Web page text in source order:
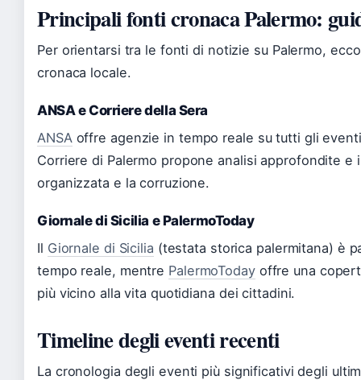
Principali fonti cronaca Palermo:
Per orientarsi tra le fonti di notizie su Palermo,
cronaca locale.
ANSA e Corriere della Sera
ANSA offre agenzie in tempo reale su tutti gli
Corriere di Palermo propone analisi approfondite
organizzata e la corruzione.
Giornale di Sicilia e PalermoToday
Il Giornale di Sicilia (testata storica palermitana) è
tempo reale, mentre PalermoTodayoffre una
più vicino alla vita quotidiana dei cittadini.
Timeline degli eventi recenti
La cronologia degli eventi più significativi degli